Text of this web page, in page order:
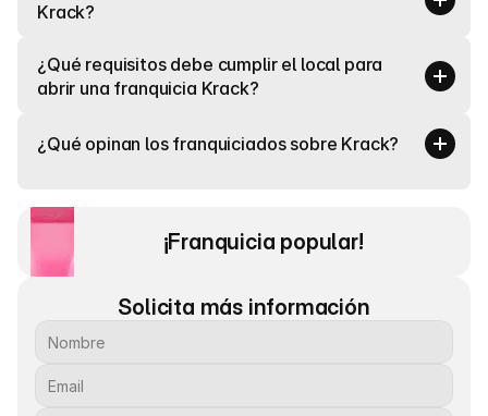
Krack?
¿Qué requisitos debe cumplir el local para
abrir una franquicia Krack?
¿Qué opinan los franquiciados sobre Krack?
¡Franquicia popular!
Solicita más información